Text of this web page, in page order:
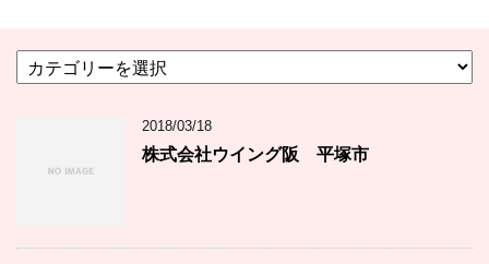
テ
2018/03/18
株式会社ウイング阪 平塚市